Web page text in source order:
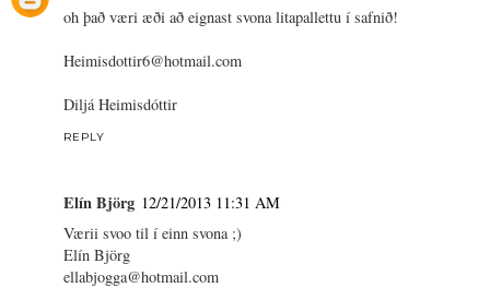
oh það væri æði að eignast svona litapallettu í safnið!
Heimisdottir6@hotmail.com
Diljá Heimisdóttir
REPLY
Elín Björg 12/21/2013 11:31 AM
Værii svoo til í einn svona ;)
Elín Björg
ellabjogga@hotmail.com